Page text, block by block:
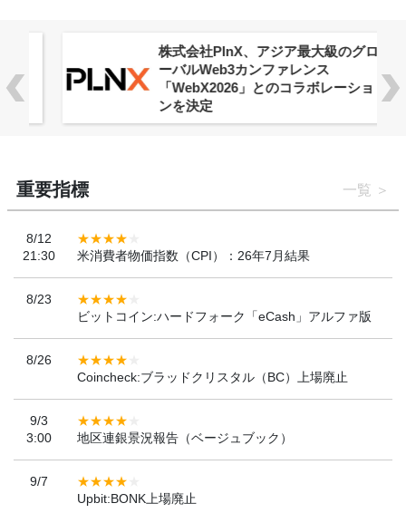
株式会社PlnX、アジア最大級のグロ
ーバルWeb3カンファレンス
「WebX2026」とのコラボレーショ
ンを決定
重要指標 一覧
8/12
21:30
米消費者物価指数（CPI）：26年7月結果
8/23
ビットコイン:ハードフォーク「eCash」アルファ版
8/26
Coincheck:ブラッドクリスタル（BC）上場廃止
9/3
3:00
地区連銀景況報告（ベージュブック）
9/7
Upbit:BONK上場廃止